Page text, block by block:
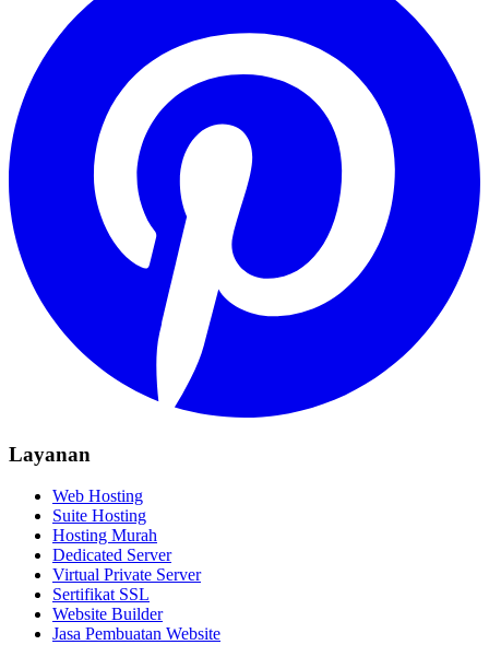
Layanan
Web Hosting
Suite Hosting
Hosting Murah
Dedicated Server
Virtual Private Server
Sertifikat SSL
Website Builder
Jasa Pembuatan Website